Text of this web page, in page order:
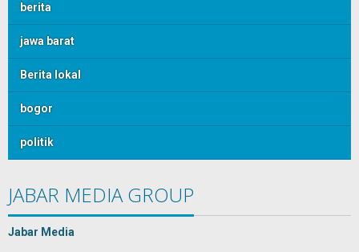
berita
jawa barat
Berita lokal
bogor
politik
JABAR MEDIA GROUP
Jabar Media